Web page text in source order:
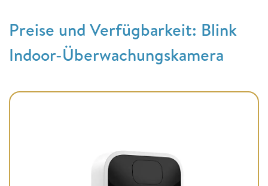
Preise und Verfügbarkeit: Blink
Indoor-Überwachungskamera